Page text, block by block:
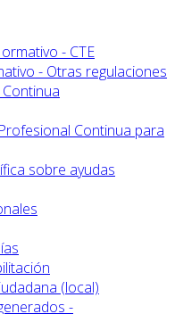
- CTE
- Otras regulaciones
Continua para
sobre ayudas
(local)
-